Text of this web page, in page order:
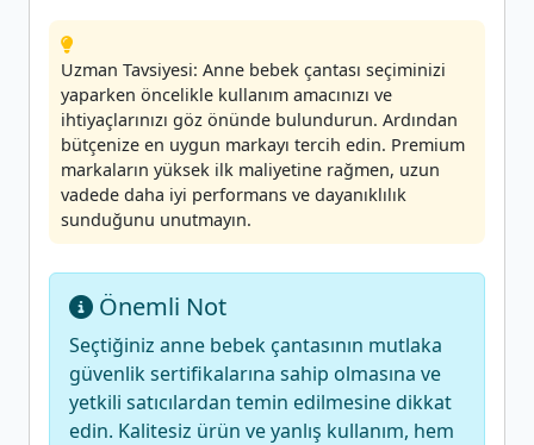
Uzman Tavsiyesi: Anne bebek çantası seçiminizi
yaparken öncelikle kullanım amacınızı ve
ihtiyaçlarınızı göz önünde bulundurun. Ardından
bütçenize en uygun markayı tercih edin. Premium
markaların yüksek ilk maliyetine rağmen, uzun
vadede daha iyi performans ve dayanıklılık
sunduğunu unutmayın.
Önemli Not
Seçtiğiniz anne bebek çantasının mutlaka
güvenlik sertifikalarına sahip olmasına ve
yetkili satıcılardan temin edilmesine dikkat
edin. Kalitesiz ürün ve yanlış kullanım, hem